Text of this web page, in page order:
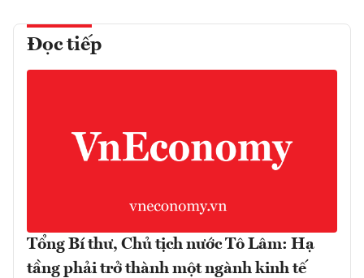
Đọc tiếp
Tổng Bí thư, Chủ tịch nước Tô Lâm: Hạ
tầng phải trở thành một ngành kinh tế